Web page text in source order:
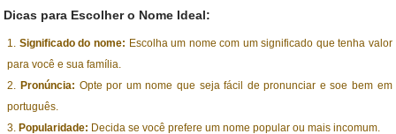
Dicas para Escolher o Nome Ideal:
Significado do nome: Escolha um nome com um significado que tenha valor
para você e sua família.
Pronúncia: Opte por um nome que seja fácil de pronunciar e soe bem em
português.
Popularidade: Decida se você prefere um nome popular ou mais incomum.